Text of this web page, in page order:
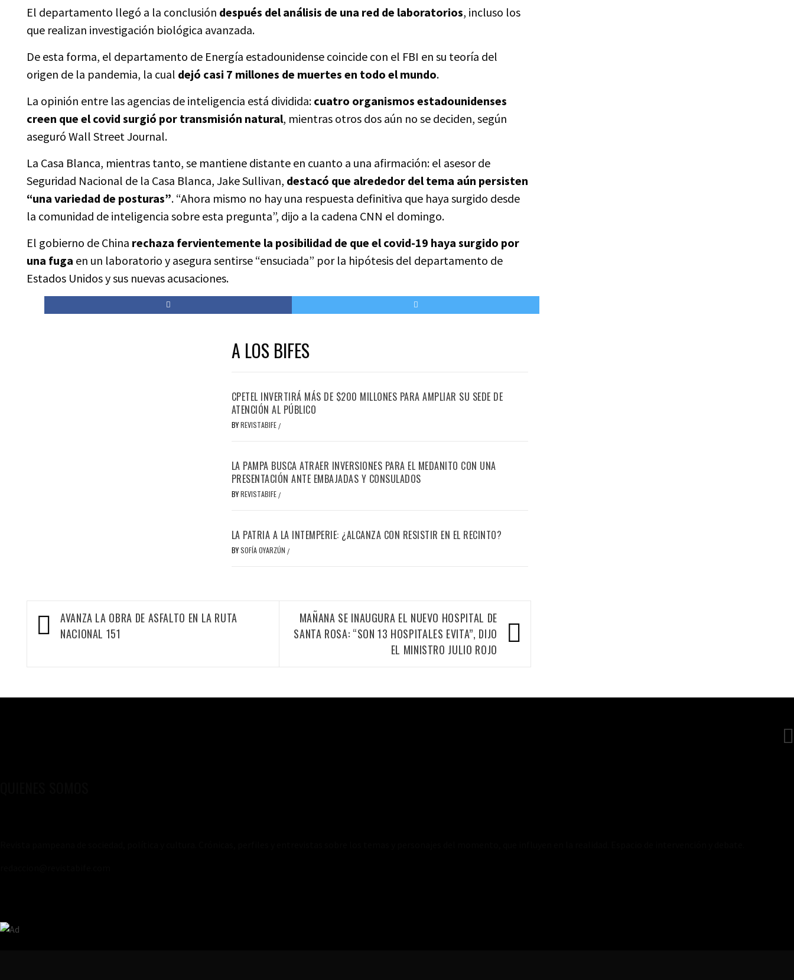
El departamento llegó a la conclusión después del análisis de una red de laboratorios, incluso los
que realizan investigación biológica avanzada.
De esta forma, el departamento de Energía estadounidense coincide con el FBI en su teoría del
origen de la pandemia, la cual dejó casi 7 millones de muertes en todo el mundo.
La opinión entre las agencias de inteligencia está dividida: cuatro organismos estadounidenses
creen que el covid surgió por transmisión natural, mientras otros dos aún no se deciden, según
aseguró Wall Street Journal.
La Casa Blanca, mientras tanto, se mantiene distante en cuanto a una afirmación: el asesor de
Seguridad Nacional de la Casa Blanca, Jake Sullivan, destacó que alrededor del tema aún persisten
“una variedad de posturas”. “Ahora mismo no hay una respuesta definitiva que haya surgido desde
la comunidad de inteligencia sobre esta pregunta”, dijo a la cadena CNN el domingo.
El gobierno de China rechaza fervientemente la posibilidad de que el covid-19 haya surgido por
una fuga en un laboratorio y asegura sentirse “ensuciada” por la hipótesis del departamento de
Estados Unidos y sus nuevas acusaciones.
A LOS BIFES
CPETEL INVERTIRÁ MÁS DE $200 MILLONES PARA AMPLIAR SU SEDE DE
ATENCIÓN AL PÚBLICO
BY REVISTABIFE /
LA PAMPA BUSCA ATRAER INVERSIONES PARA EL MEDANITO CON UNA
PRESENTACIÓN ANTE EMBAJADAS Y CONSULADOS
BY REVISTABIFE /
LA PATRIA A LA INTEMPERIE: ¿ALCANZA CON RESISTIR EN EL RECINTO?
BY SOFÍA OYARZÚN /
Navegación
de
AVANZA LA OBRA DE ASFALTO EN LA RUTA
NACIONAL 151
MAÑANA SE INAUGURA EL NUEVO HOSPITAL DE
SANTA ROSA: “SON 13 HOSPITALES EVITA”, DIJO
EL MINISTRO JULIO ROJO